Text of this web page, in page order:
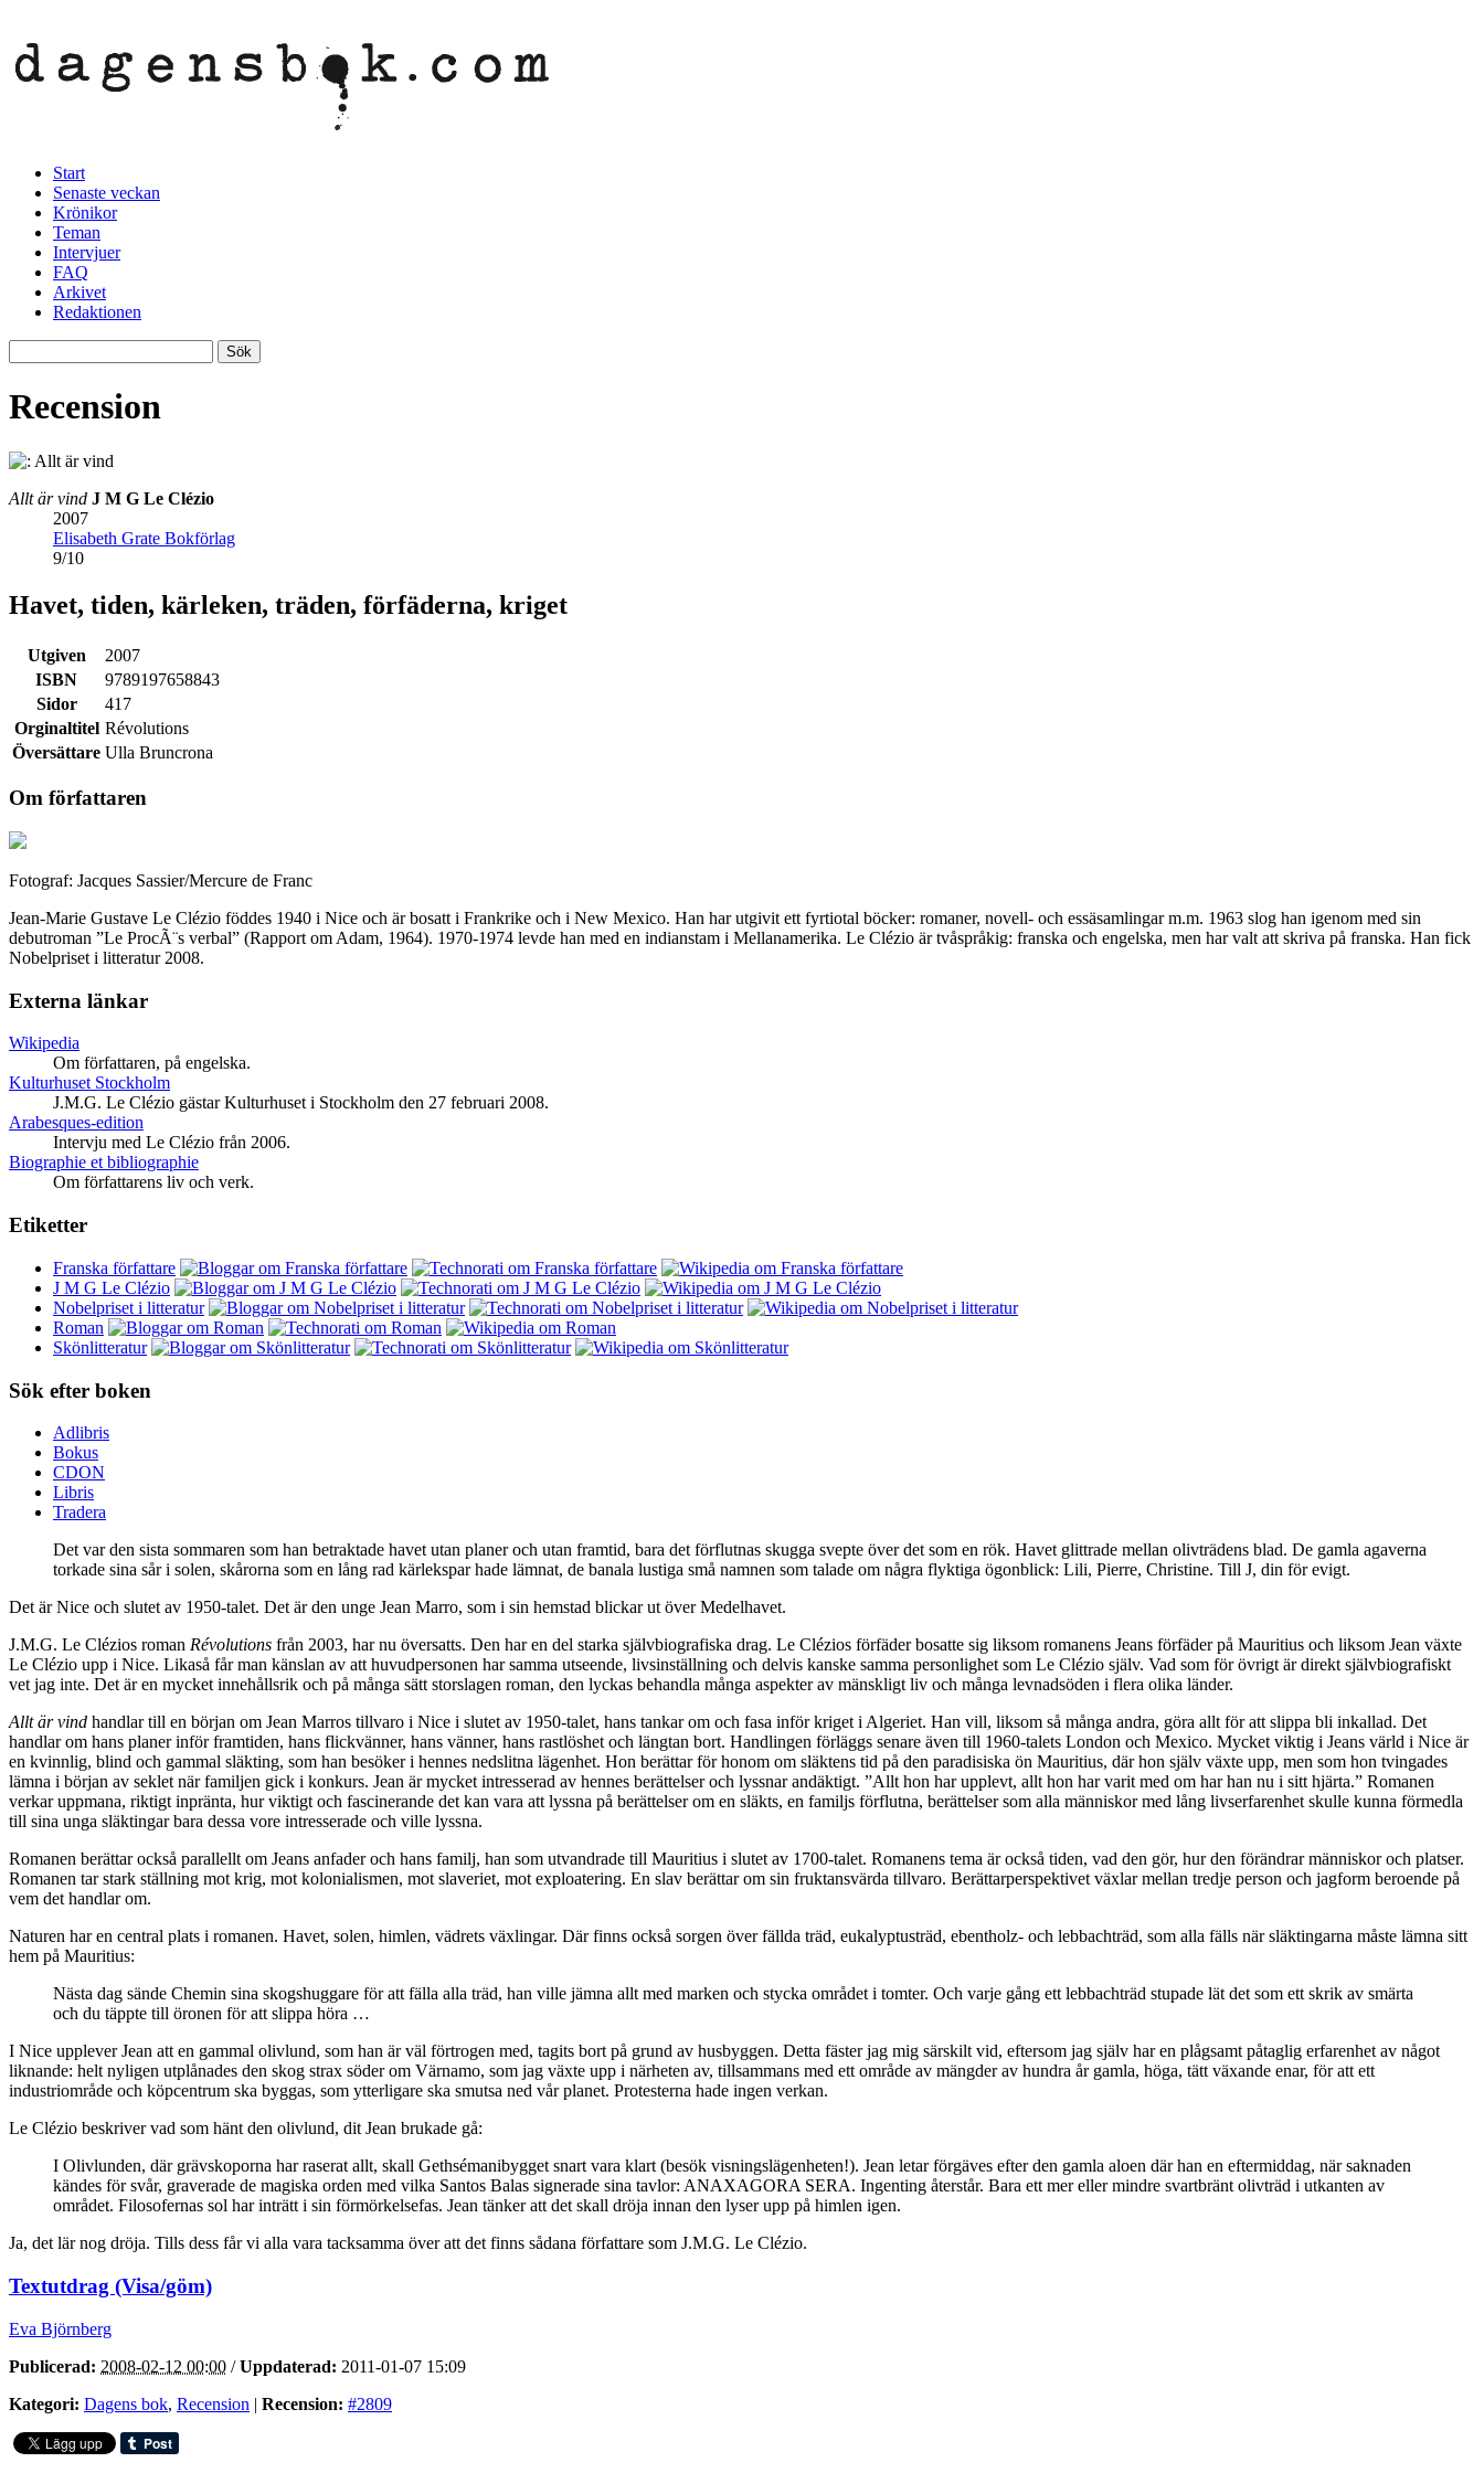
Start
Senaste veckan
Krönikor
Teman
Intervjuer
FAQ
Arkivet
Redaktionen
Recension
Allt är vind J M G Le Clézio
2007
Elisabeth Grate Bokförlag
9/10
Havet, tiden, kärleken, träden, förfäderna, kriget
Utgiven
2007
ISBN
9789197658843
Sidor
417
Orginaltitel Révolutions
Översättare Ulla Bruncrona
Om författaren
Fotograf: Jacques Sassier/Mercure de Franc
Jean-Marie Gustave Le Clézio föddes 1940 i Nice och är bosatt i Frankrike och i New Mexico. Han har utgivit ett fyrtiotal böcker: romaner, novell- och essäsamlingar m.m. 1963 slog han igenom med sin
debutroman ”Le ProcÃ¨s verbal” (Rapport om Adam, 1964). 1970-1974 levde han med en indianstam i Mellanamerika. Le Clézio är tvåspråkig: franska och engelska, men har valt att skriva på franska. Han fick
Nobelpriset i litteratur 2008.
Externa länkar
Wikipedia
Om författaren, på engelska.
Kulturhuset Stockholm
J.M.G. Le Clézio gästar Kulturhuset i Stockholm den 27 februari 2008.
Arabesques-edition
Intervju med Le Clézio från 2006.
Biographie et bibliographie
Om författarens liv och verk.
Etiketter
Franska författare
J M G Le Clézio
Nobelpriset i litteratur
Roman
Skönlitteratur
Sök efter boken
Adlibris
Bokus
CDON
Libris
Tradera
Det var den sista sommaren som han betraktade havet utan planer och utan framtid, bara det förflutnas skugga svepte över det som en rök. Havet glittrade mellan olivträdens blad. De gamla agaverna
torkade sina sår i solen, skårorna som en lång rad kärlekspar hade lämnat, de banala lustiga små namnen som talade om några flyktiga ögonblick: Lili, Pierre, Christine. Till J, din för evigt.
Det är Nice och slutet av 1950-talet. Det är den unge Jean Marro, som i sin hemstad blickar ut över Medelhavet.
J.M.G. Le Clézios roman Révolutions från 2003, har nu översatts. Den har en del starka självbiografiska drag. Le Clézios förfäder bosatte sig liksom romanens Jeans förfäder på Mauritius och liksom Jean växte
Le Clézio upp i Nice. Likaså får man känslan av att huvudpersonen har samma utseende, livsinställning och delvis kanske samma personlighet som Le Clézio själv. Vad som för övrigt är direkt självbiografiskt
vet jag inte. Det är en mycket innehållsrik och på många sätt storslagen roman, den lyckas behandla många aspekter av mänskligt liv och många levnadsöden i flera olika länder.
Allt är vind handlar till en början om Jean Marros tillvaro i Nice i slutet av 1950-talet, hans tankar om och fasa inför kriget i Algeriet. Han vill, liksom så många andra, göra allt för att slippa bli inkallad. Det
handlar om hans planer inför framtiden, hans flickvänner, hans vänner, hans rastlöshet och längtan bort. Handlingen förläggs senare även till 1960-talets London och Mexico. Mycket viktig i Jeans värld i Nice är
en kvinnlig, blind och gammal släkting, som han besöker i hennes nedslitna lägenhet. Hon berättar för honom om släktens tid på den paradisiska ön Mauritius, där hon själv växte upp, men som hon tvingades
lämna i början av seklet när familjen gick i konkurs. Jean är mycket intresserad av hennes berättelser och lyssnar andäktigt. ”Allt hon har upplevt, allt hon har varit med om har han nu i sitt hjärta.” Romanen
verkar uppmana, riktigt inpränta, hur viktigt och fascinerande det kan vara att lyssna på berättelser om en släkts, en familjs förflutna, berättelser som alla människor med lång livserfarenhet skulle kunna förmedla
till sina unga släktingar bara dessa vore intresserade och ville lyssna.
Romanen berättar också parallellt om Jeans anfader och hans familj, han som utvandrade till Mauritius i slutet av 1700-talet. Romanens tema är också tiden, vad den gör, hur den förändrar människor och platser.
Romanen tar stark ställning mot krig, mot kolonialismen, mot slaveriet, mot exploatering. En slav berättar om sin fruktansvärda tillvaro. Berättarperspektivet växlar mellan tredje person och jagform beroende på
vem det handlar om.
Naturen har en central plats i romanen. Havet, solen, himlen, vädrets växlingar. Där finns också sorgen över fällda träd, eukalyptusträd, ebentholz- och lebbachträd, som alla fälls när släktingarna måste lämna sitt
hem på Mauritius:
Nästa dag sände Chemin sina skogshuggare för att fälla alla träd, han ville jämna allt med marken och stycka området i tomter. Och varje gång ett lebbachträd stupade lät det som ett skrik av smärta
och du täppte till öronen för att slippa höra …
I Nice upplever Jean att en gammal olivlund, som han är väl förtrogen med, tagits bort på grund av husbyggen. Detta fäster jag mig särskilt vid, eftersom jag själv har en plågsamt påtaglig erfarenhet av något
liknande: helt nyligen utplånades den skog strax söder om Värnamo, som jag växte upp i närheten av, tillsammans med ett område av mängder av hundra år gamla, höga, tätt växande enar, för att ett
industriområde och köpcentrum ska byggas, som ytterligare ska smutsa ned vår planet. Protesterna hade ingen verkan.
Le Clézio beskriver vad som hänt den olivlund, dit Jean brukade gå:
I Olivlunden, där grävskoporna har raserat allt, skall Gethsémanibygget snart vara klart (besök visningslägenheten!). Jean letar förgäves efter den gamla aloen där han en eftermiddag, när saknaden
kändes för svår, graverade de magiska orden med vilka Santos Balas signerade sina tavlor: ANAXAGORA SERA. Ingenting återstår. Bara ett mer eller mindre svartbränt olivträd i utkanten av
området. Filosofernas sol har inträtt i sin förmörkelsefas. Jean tänker att det skall dröja innan den lyser upp på himlen igen.
Ja, det lär nog dröja. Tills dess får vi alla vara tacksamma över att det finns sådana författare som J.M.G. Le Clézio.
Textutdrag (Visa/göm)
Eva Björnberg
Publicerad: 2008-02-12 00:00 /Uppdaterad: 2011-01-07 15:09
Kategori: Dagens bok, Recension | Recension: #2809